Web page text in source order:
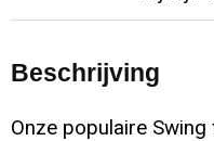
Beschrijving
Onze populaire